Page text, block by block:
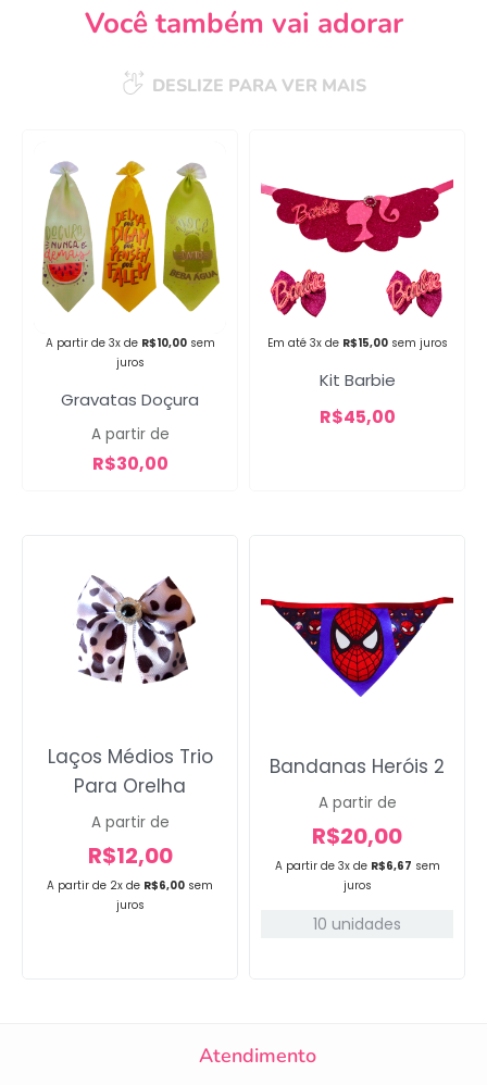
Você também vai adorar
DESLIZE PARA VER MAIS
A partir de 3x de R$10,00 sem
juros
Gravatas Doçura
A partir de
R$30,00
Em até 3x de R$15,00 sem juros
Kit Barbie
R$45,00
A partir de 2x de R$6,00 sem
juros
Laços Médios Trio
Para Orelha
A partir de
R$12,00 A partir de 3x de R$6,67 sem
juros
Bandanas Heróis 2
A partir de
R$20,00
10 unidades
Atendimento
Campanha lançada com